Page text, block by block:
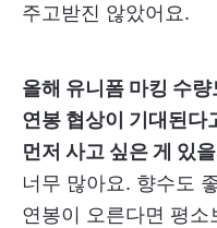
주고받진 않았어요.
올해 유니폼 마킹 수
연봉 협상이 기대된다
먼저 사고 싶은 게 있
너무 많아요. 향수도
연봉이 오른다면 평